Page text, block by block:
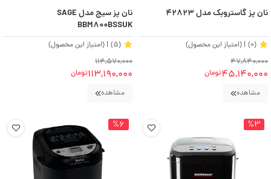
نان پز گاستروبک مدل 42823
(0)
| (امتیاز این محصول)
47,840,000
45,140,000تومان
مشاهده
نان پز سیج مدل SAGE
BBM800BSSUK
(5)
| (امتیاز این محصول)
114,570,000
113,190,000تومان
مشاهده
%3
%6